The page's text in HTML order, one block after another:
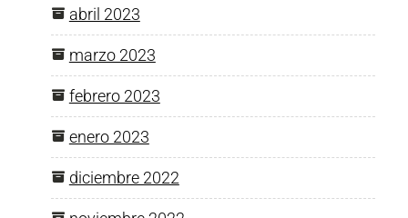
abril 2023
marzo 2023
febrero 2023
enero 2023
diciembre 2022